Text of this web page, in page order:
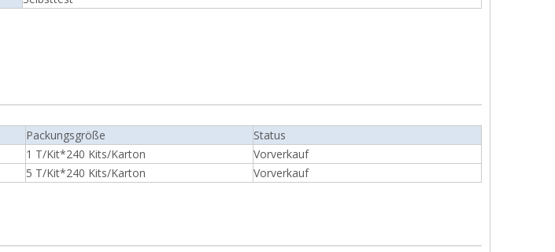
Packungsgröße
Status
1 T/Kit*240 Kits/Karton
Vorverkauf
5 T/Kit*240 Kits/Karton Vorverkauf